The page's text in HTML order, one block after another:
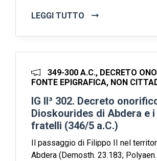
LEGGI TUTTO
349-300 A.C., DECRETO
FONTE EPIGRAFICA, NON
IG II³ 302. Decreto
Dioskourides di Abdera e
fratelli (346/5 a.C.)
Il passaggio di Filippo II nel
Abdera (Demosth. 23.183;